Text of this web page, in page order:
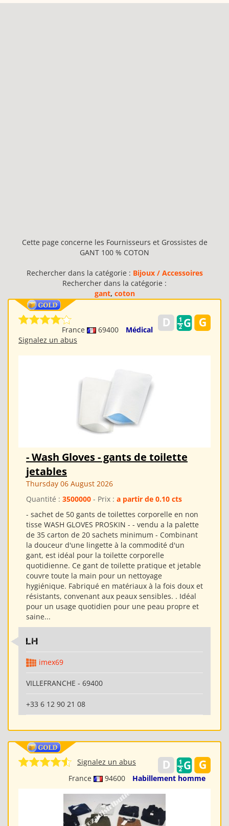
Cette page concerne les Fournisseurs et Grossistes de
GANT 100 % COTON
Rechercher dans la catégorie : Bijoux / Accessoires
Rechercher dans la catégorie :
gant, coton
France 69400
Médical
Signalez un abus
- Wash Gloves - gants de toilette
jetables
Thursday 06 August 2026
Quantité : 3500000 - Prix : a partir de 0.10 cts
- sachet de 50 gants de toilettes corporelle en non
tisse WASH GLOVES PROSKIN - - vendu a la palette
de 35 carton de 20 sachets minimum - Combinant
la douceur d'une lingette à la commodité d'un
gant, est idéal pour la toilette corporelle
quotidienne. Ce gant de toilette pratique et jetable
couvre toute la main pour un nettoyage
hygiénique. Fabriqué en matériaux à la fois doux et
résistants, convenant aux peaux sensibles. . Idéal
pour un usage quotidien pour une peau propre et
saine...
LH
imex69
VILLEFRANCHE - 69400
+33 6 12 90 21 08
France 94600 Habillement homme
Signalez un abus